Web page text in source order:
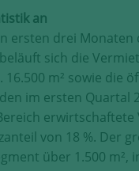
an
ersten drei
sich die
m² sowie die
im ersten Quartal
von 18 %. Der
über 1.500